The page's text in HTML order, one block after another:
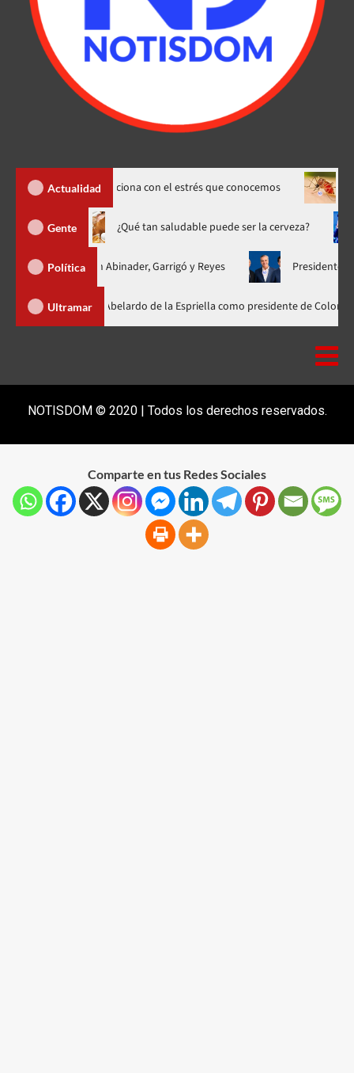
Actualidad
cómo se relaciona con el estrés que conocemos Dengue
Gente
hasta 20 de agosto ¿Qué tan saludable puede ser la
Política
con Abinader, Garrigó y Reyes Presidente Abinader,
Ultramar
participa en la investidura de Abelardo de la Espriella como
NOTISDOM © 2020 | Todos los derechos reservados.
Comparte en tus Redes Sociales